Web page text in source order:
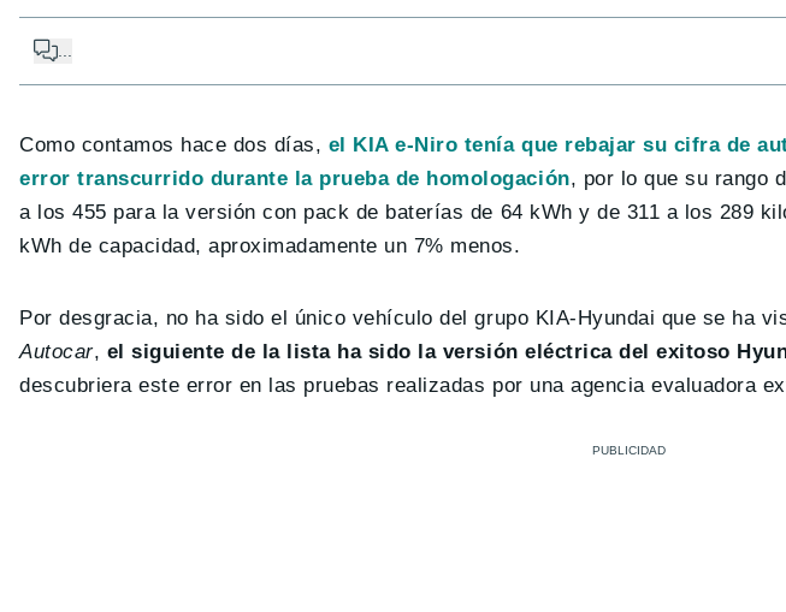
Como contamos hace dos días, el KIA e-Niro tenía que rebajar su cifra de
error transcurrido durante la prueba de homologación, por lo que su rango
a los 455 para la versión con pack de baterías de 64 kWh y de 311 a los 289
kWh de capacidad, aproximadamente un 7% menos.
Por desgracia, no ha sido el único vehículo del grupo KIA-Hyundai que se ha
Autocar, el siguiente de la lista ha sido la versión eléctrica del exitoso
descubriera este error en las pruebas realizadas por una agencia evaluadora